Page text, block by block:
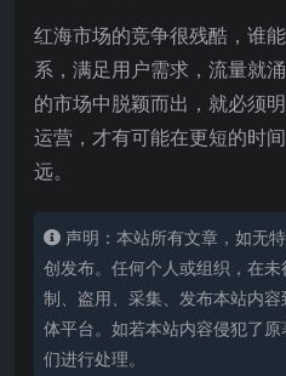
红海市场的竞争很残酷，谁
系，满足用户需求，流量就
的市场中脱颖而出，就必须
运营，才有可能在更短的时
远。
声明：本站所有文章，如无
创发布。任何个人或组织，在
制、盗用、采集、发布本站内
体平台。如若本站内容侵犯了
们进行处理。